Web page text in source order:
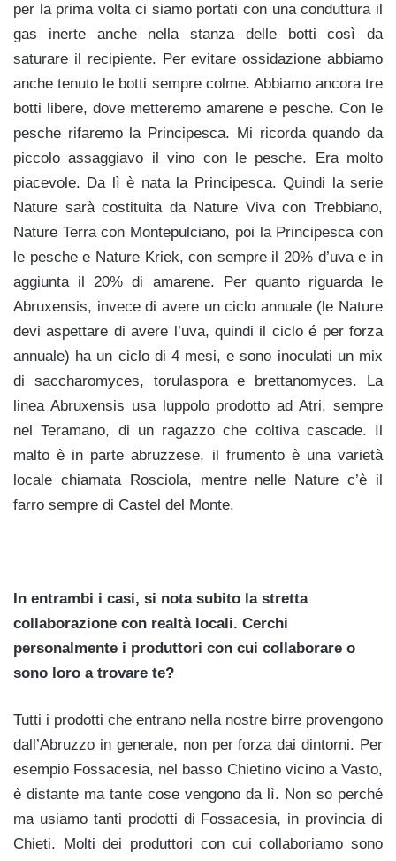
per la prima volta ci siamo portati con una conduttura il
gas inerte anche nella stanza delle botti così da
saturare il recipiente. Per evitare ossidazione abbiamo
anche tenuto le botti sempre colme. Abbiamo ancora tre
botti libere, dove metteremo amarene e pesche. Con le
pesche rifaremo la Principesca. Mi ricorda quando da
piccolo assaggiavo il vino con le pesche. Era molto
piacevole. Da lì è nata la Principesca. Quindi la serie
Nature sarà costituita da Nature Viva con Trebbiano,
Nature Terra con Montepulciano, poi la Principesca con
le pesche e Nature Kriek, con sempre il 20% d’uva e in
aggiunta il 20% di amarene. Per quanto riguarda le
Abruxensis, invece di avere un ciclo annuale (le Nature
devi aspettare di avere l’uva, quindi il ciclo é per forza
annuale) ha un ciclo di 4 mesi, e sono inoculati un mix
di saccharomyces, torulaspora e brettanomyces. La
linea Abruxensis usa luppolo prodotto ad Atri, sempre
nel Teramano, di un ragazzo che coltiva cascade. Il
malto è in parte abruzzese, il frumento è una varietà
locale chiamata Rosciola, mentre nelle Nature c’è il
farro sempre di Castel del Monte.
In entrambi i casi, si nota subito la stretta
collaborazione con realtà locali. Cerchi
personalmente i produttori con cui collaborare o
sono loro a trovare te?
Tutti i prodotti che entrano nella nostre birre provengono
dall’Abruzzo in generale, non per forza dai dintorni. Per
esempio Fossacesia, nel basso Chietino vicino a Vasto,
è distante ma tante cose vengono da lì. Non so perché
ma usiamo tanti prodotti di Fossacesia, in provincia di
Chieti. Molti dei produttori con cui collaboriamo sono